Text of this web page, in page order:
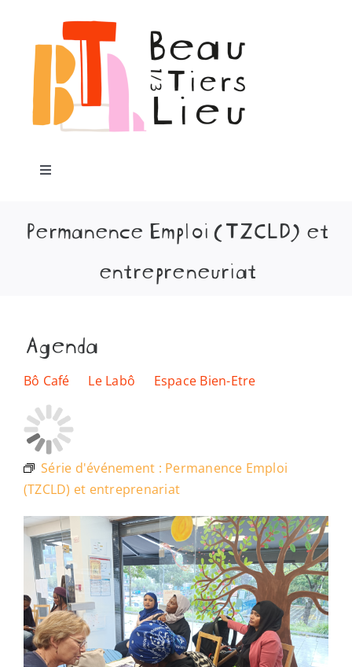
contenu
Toggle
Ressources
Nous soutenir
Nous trouver
Permanence Emploi (TZCLD) et
entrepreneuriat
Agenda
Bô Café Le Labô Espace Bien-Etre
Série d'événement : Permanence Emploi
(TZCLD) et entreprenariat